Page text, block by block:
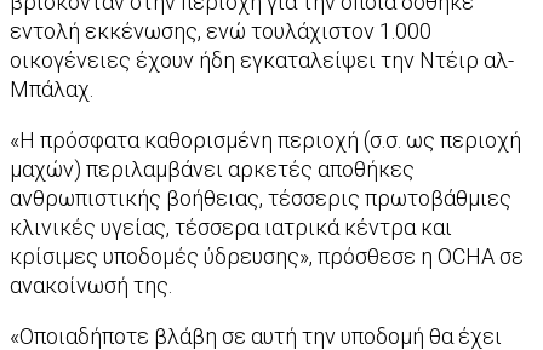
εντολή εκκένωσης, ενώ τουλάχιστον 1.000
οικογένειες έχουν ήδη εγκαταλείψει την Ντέιρ αλ-
Μπάλαχ.
«Η πρόσφατα καθορισμένη περιοχή (σ.σ. ως περιοχή
μαχών) περιλαμβάνει αρκετές αποθήκες
ανθρωπιστικής βοήθειας, τέσσερις πρωτοβάθμιες
κλινικές υγείας, τέσσερα ιατρικά κέντρα και
κρίσιμες υποδομές ύδρευσης», πρόσθεσε η OCHA σε
ανακοίνωσή της.
«Οποιαδήποτε βλάβη σε αυτή την υποδομή θα έχει